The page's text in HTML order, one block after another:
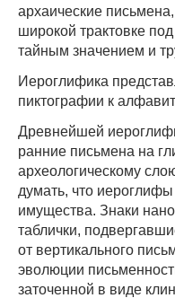
архаические
широкой трактовке
тайным значением и
Иероглифика
пиктографии к
Древнейшей
ранние письмена на
археологическому
думать, что
имущества. Знаки
таблички,
от вертикального
эволюции
заточенной в виде